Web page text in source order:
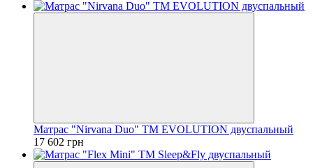
Матрас "Nirvana Duo" ТМ EVOLUTION двуспальный
17 602 грн